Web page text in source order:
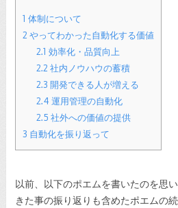
1 体制について
2 やってわかった自動化する価値
2.1 効率化・品質向上
2.2 社内ノウハウの蓄積
2.3 開発できる人が増える
2.4 運用管理の自動化
2.5 社外への価値の提供
3 自動化を振り返って
以前、以下のポエムを書いたのを思
きた事の振り返りも含めたポエムの